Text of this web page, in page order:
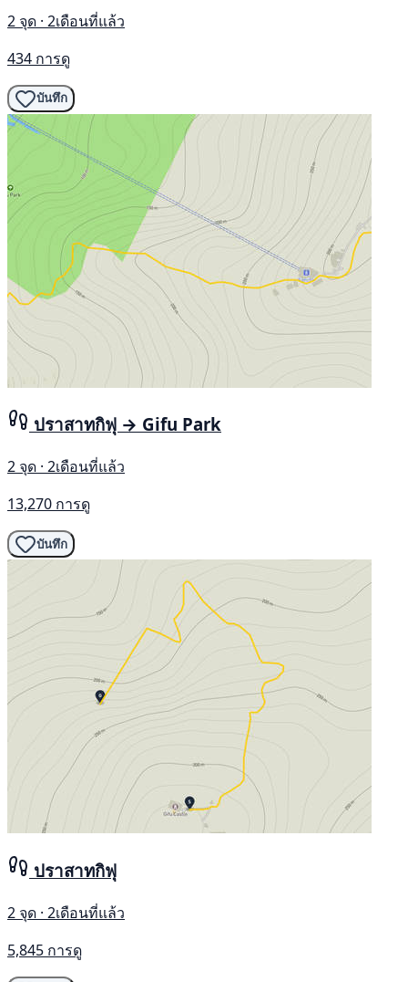
2 จุด · 2เดือนที่แล้ว
434 การดู
บันทึก
ปราสาทกิฟุ → Gifu Park
2 จุด · 2เดือนที่แล้ว
13,270 การดู
บันทึก
ปราสาทกิฟุ
2 จุด · 2เดือนที่แล้ว
5,845 การดู